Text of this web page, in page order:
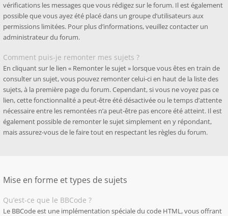
vérifications les messages que vous rédigez sur le forum. Il est également
possible que vous ayez été placé dans un groupe d’utilisateurs aux
permissions limitées. Pour plus d’informations, veuillez contacter un
administrateur du forum.
Comment puis-je remonter mes sujets ?
En cliquant sur le lien « Remonter le sujet » lorsque vous êtes en train de
consulter un sujet, vous pouvez remonter celui-ci en haut de la liste des
sujets, à la première page du forum. Cependant, si vous ne voyez pas ce
lien, cette fonctionnalité a peut-être été désactivée ou le temps d’attente
nécessaire entre les remontées n’a peut-être pas encore été atteint. Il est
également possible de remonter le sujet simplement en y répondant,
mais assurez-vous de le faire tout en respectant les règles du forum.
Mise en forme et types de sujets
Qu’est-ce que le BBCode ?
Le BBCode est une implémentation spéciale du code HTML, vous offrant